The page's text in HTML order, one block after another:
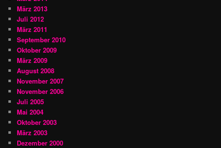
März 2013
Juli 2012
März 2011
September 2010
Oktober 2009
März 2009
August 2008
November 2007
November 2006
Juli 2005
Mai 2004
Oktober 2003
März 2003
Dezember 2000